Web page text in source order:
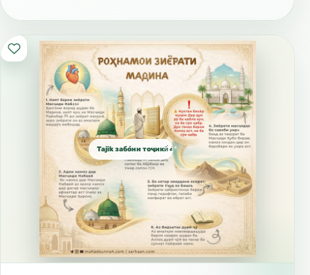
Tajik забо́ни тоҷикӣ́ الطاجيكية